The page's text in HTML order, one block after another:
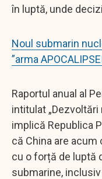
în luptă, unde
Noul submarin
”arma
Raportul anual al
intitulat
implică Republica
că China are acum
cu o forță de luptă
submarine,